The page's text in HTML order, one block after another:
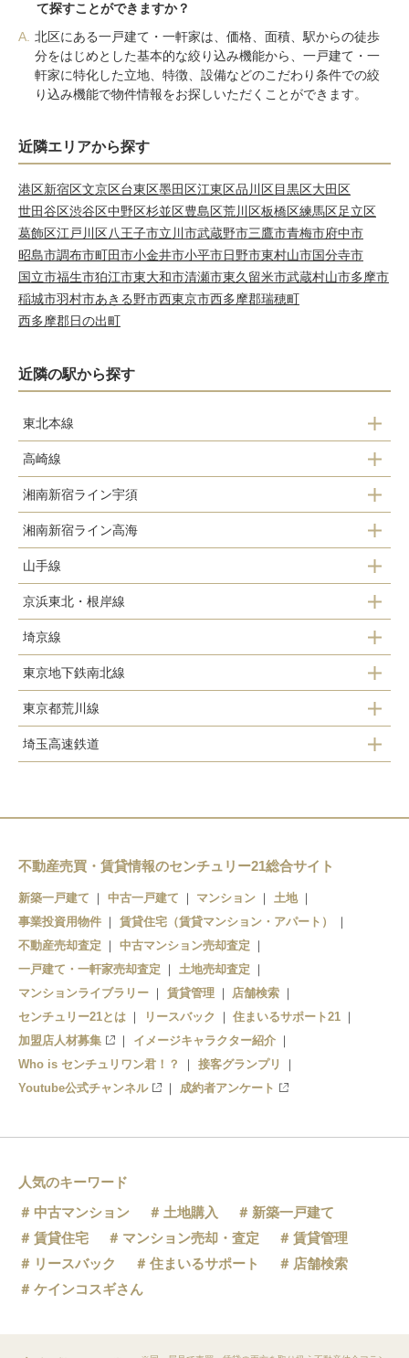
て探すことができますか？
A. 北区にある一戸建て・一軒家は、価格、面積、駅からの徒歩
分をはじめとした基本的な絞り込み機能から、一戸建て・一
軒家に特化した立地、特徴、設備などのこだわり条件での絞
り込み機能で物件情報をお探しいただくことができます。
近隣エリアから探す
港区新宿区文京区台東区墨田区江東区品川区目黒区大田区
世田谷区渋谷区中野区杉並区豊島区荒川区板橋区練馬区足立区
葛飾区江戸川区八王子市立川市武蔵野市三鷹市青梅市府中市
昭島市調布市町田市小金井市小平市日野市東村山市国分寺市
国立市福生市狛江市東大和市清瀬市東久留米市武蔵村山市多摩市
稲城市羽村市あきる野市西東京市西多摩郡瑞穂町
西多摩郡日の出町
近隣の駅から探す
東北本線
尾久駅
赤羽駅
高崎線
尾久駅
赤羽駅
湘南新宿ライン宇須
赤羽駅
湘南新宿ライン高海
赤羽駅
山手線
田端駅
京浜東北・根岸線
赤羽駅
東十条駅
王子駅
埼京線
十条駅
赤羽駅
北赤羽駅
東京地下鉄南北線
西ケ原駅
王子駅
赤羽岩淵駅
東京都荒川線
梶原駅
飛鳥山駅
滝野川一丁目駅
西ヶ原四丁目駅
埼玉高速鉄道
不動産売買・賃貸情報のセンチュリー21総合サイト
新築一戸建て 中古一戸建て マンション
土地
事業投資用物件
賃貸住宅（賃貸マンション・アパート）
不動産売却査定
中古マンション売却査定
一戸建て・一軒家売却査定
土地売却査定
マンションライブラリー
賃貸管理
店舗検索
センチュリー21とは
リースバック
住まいるサポート21
加盟店人材募集
イメージキャラクター紹介
Who is センチュリワン君！？
接客グランプリ
Youtube公式チャンネル
成約者アンケート
人気のキーワード
中古マンション
土地購入
新築一戸建て
賃貸住宅
マンション売却・査定
賃貸管理
リースバック
住まいるサポート
店舗検索
ケインコスギさん